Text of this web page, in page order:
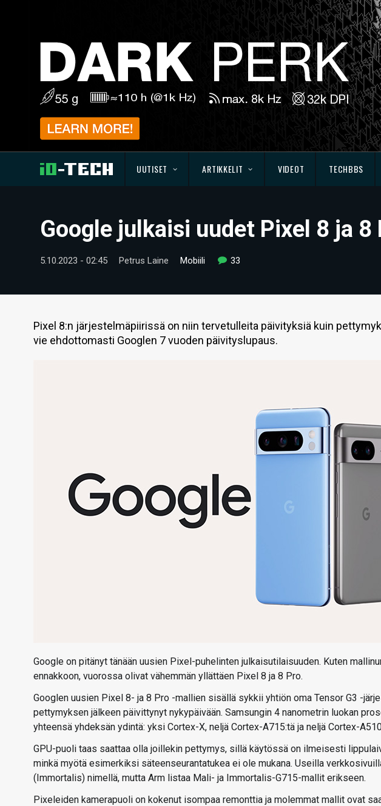
UUTISET ARTIKKELIT VIDEOT TECHBBS
Google julkaisi uudet Pixel 8 ja
5.10.2023 - 02:45 Petrus Laine Mobiili 33
Pixel 8:n järjestelmäpiirissä on niin tervetulleita päivityksiä kuin
vie ehdottomasti Googlen 7 vuoden päivityslupaus.
Google on pitänyt tänään uusien Pixel-puhelinten julkaisutilaisuuden. Kuten
ennakkoon, vuorossa olivat vähemmän yllättäen Pixel 8 ja 8 Pro.
Googlen uusien Pixel 8- ja 8 Pro -mallien sisällä sykkii yhtiön oma Tensor G3 -
pettymyksen jälkeen päivittynyt nykypäivään. Samsungin 4 nanometrin luokan
yhteensä yhdeksän ydintä: yksi Cortex-X, neljä Cortex-A715:tä ja neljä Cortex-
GPU-puoli taas saattaa olla joillekin pettymys, sillä käytössä on ilmeisesti
minkä myötä esimerkiksi säteenseurantatukea ei ole mukana. Useilla
(Immortalis) nimellä, mutta Arm listaa Mali- ja Immortalis-G715-mallit erikseen.
Pixeleiden kamerapuoli on kokenut isompaa remonttia ja molemmat mallit ovat